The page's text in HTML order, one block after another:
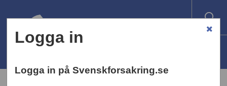
Logga in
Logga in på Svenskforsakring.se